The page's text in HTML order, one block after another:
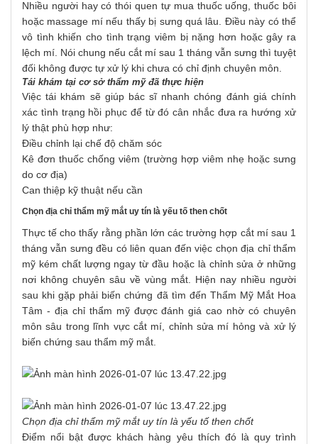
Nhiều người hay có thói quen tự mua thuốc uống, thuốc bôi
hoặc massage mí nếu thấy bị sưng quá lâu. Điều này có thể
vô tình khiến cho tình trạng viêm bị nặng hơn hoặc gây ra
lệch mí. Nói chung nếu cắt mí sau 1 tháng vẫn sưng thì tuyệt
đối không được tự xử lý khi chưa có chỉ định chuyên môn.
Tái khám tại cơ sở thẩm mỹ đã thực hiện
Việc tái khám sẽ giúp bác sĩ nhanh chóng đánh giá chính
xác tình trạng hồi phục để từ đó cân nhắc đưa ra hướng xử
lý thật phù hợp như:
Điều chỉnh lại chế độ chăm sóc
Kê đơn thuốc chống viêm (trường hợp viêm nhẹ hoặc sưng
do cơ địa)
Can thiệp kỹ thuật nếu cần
Chọn địa chỉ thẩm mỹ mắt uy tín là yếu tố then chốt
Thực tế cho thấy rằng phần lớn các trường hợp cắt mí sau 1
tháng vẫn sưng đều có liên quan đến việc chọn địa chỉ thẩm
mỹ kém chất lượng ngay từ đầu hoặc là chỉnh sửa ở những
nơi không chuyên sâu về vùng mắt.
Hiện nay nhiều người
sau khi gặp phải biến chứng đã tìm đến Thẩm Mỹ Mắt Hoa
Tâm - địa chỉ thẩm mỹ được đánh giá cao nhờ có chuyên
môn sâu trong lĩnh vực cắt mí, chỉnh sửa mí hỏng và xử lý
biến chứng sau thẩm mỹ mắt.
Chọn địa chỉ thẩm mỹ mắt uy tín là yếu tố then chốt
Điểm nổi bật được khách hàng yêu thích đó là quy trình